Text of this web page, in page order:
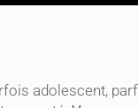
adolescent,